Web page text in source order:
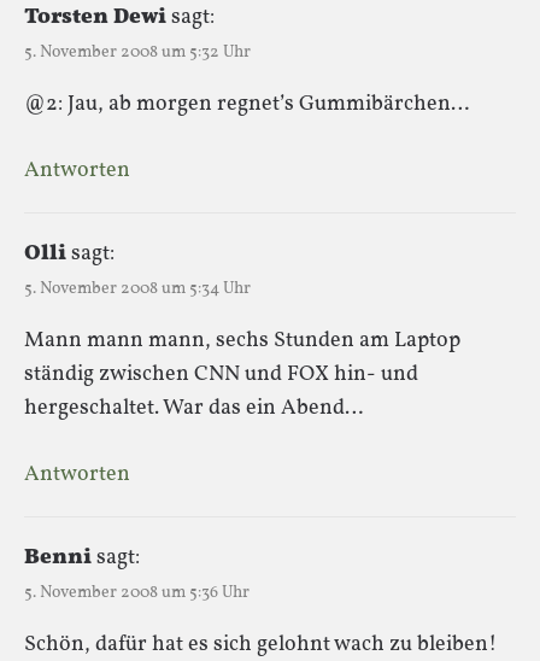
Torsten Dewisagt:
5. November 2008 um 5:32 Uhr
@2: Jau, ab morgen regnet’s Gummibärchen…
Antworten
Ollisagt:
5. November 2008 um 5:34 Uhr
Mann mann mann, sechs Stunden am Laptop
ständig zwischen CNN und FOX hin- und
hergeschaltet. War das ein Abend…
Antworten
Bennisagt:
5. November 2008 um 5:36 Uhr
Schön, dafür hat es sich gelohnt wach zu bleiben!